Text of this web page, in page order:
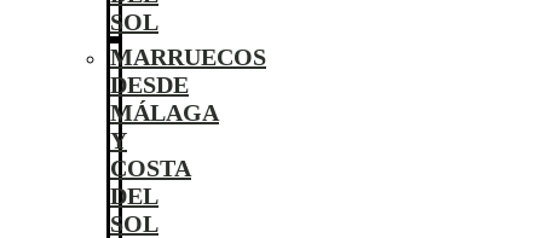
SOL
MARRUECOS
DESDE
MÁLAGA
Y
COSTA
DEL
SOL